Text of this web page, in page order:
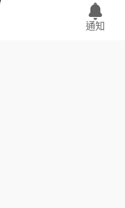
通知